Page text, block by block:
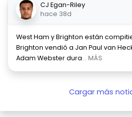
CJ Egan-Riley
hace 38d
West Ham y Brighton están
Brighton vendió a Jan Paul van
Adam Webster dura... MÁS
Cargar más